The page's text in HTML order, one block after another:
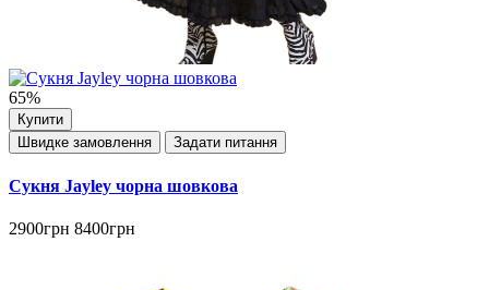
65%
Купити
Швидке замовлення
Задати питання
Сукня Jayley чорна шовкова
2900грн 8400грн